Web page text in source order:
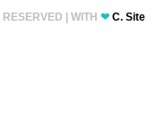
| WITH ❤ C. Site